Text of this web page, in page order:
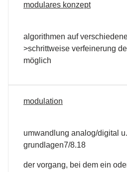
modulares konzept
algorithmen auf
>schrittweise verfeinerung
möglich
modulation
umwandlung analog/digital
grundlagen7/8.18
der vorgang, bei dem ein